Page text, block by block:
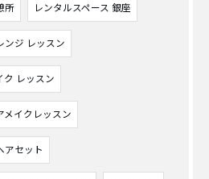
所 レンタルスペース 銀座
ンジ レッスン
ク レッスン
メイクレッスン
アセット